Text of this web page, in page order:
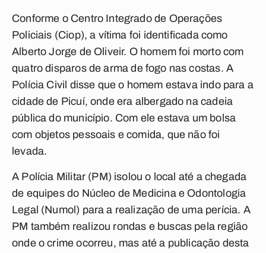
Conforme o Centro Integrado de Operações
Policiais (Ciop), a vítima foi identificada como
Alberto Jorge de Oliveir. O homem foi morto com
quatro disparos dearma de fogo nas costas. A
Polícia Civil disse que o homem estava indo para a
cidade de Picuí, onde era albergado na cadeia
pública do município. Com ele estava um bolsa
com objetos pessoais e comida, que não foi
levada.
A Polícia Militar (PM) isolou o local até a chegada
de equipes do Núcleo de Medicina e Odontologia
Legal (Numol) para a realização de uma perícia. A
PM também realizou rondas e buscas pela região
onde o crime ocorreu, mas até a publicação desta